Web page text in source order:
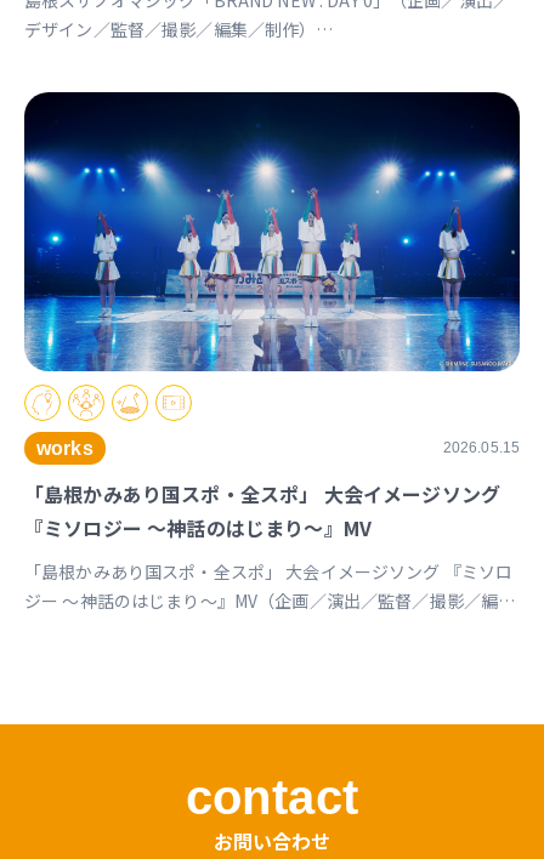
デザイン／監督／撮影／編集／制作）
works 2026.05.15
「島根かみあり国スポ・全スポ」 大会イメージソング
『ミソロジー ～神話のはじまり～』MV
「島根かみあり国スポ・全スポ」 大会イメージソング 『ミソロ
ジー ～神話のはじまり～』MV（企画／演出／監督／撮影／編
contact
お問い合わせ